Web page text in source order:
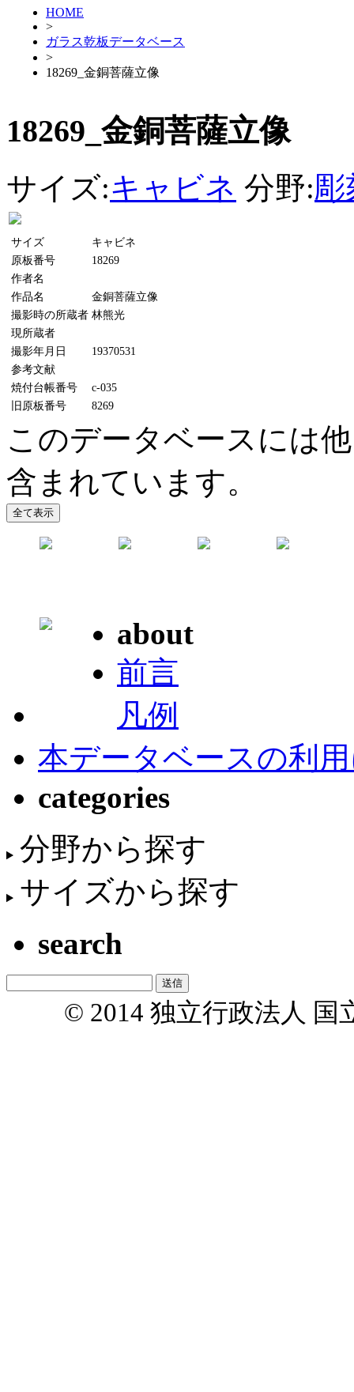
HOME
>
ガラス乾板データベース
>
18269_金銅菩薩立像
18269_金銅菩薩立像
サイズ:キャビネ 分野:彫
サイズ
キャビネ
原板番号
18269
作者名
作品名
金銅菩薩立像
撮影時の所蔵者 林熊光
現所蔵者
撮影年月日
19370531
参考文献
焼付台帳番号
c-035
旧原板番号
8269
このデータベースには
含まれています。
about
前言
凡例
本データベースの利
categories
分野から探す
サイズから探す
search
© 2014 独立行政法人 国